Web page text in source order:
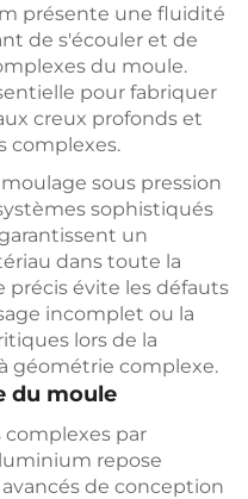
présente une fluidité
de s'écouler et de
du moule.
pour fabriquer
creux profonds et
complexes.
sous pression
sophistiqués
un
dans toute la
précis évite les défauts
incomplet ou la
lors de la
géométrie complexe.
du moule
complexes par
repose
de conception